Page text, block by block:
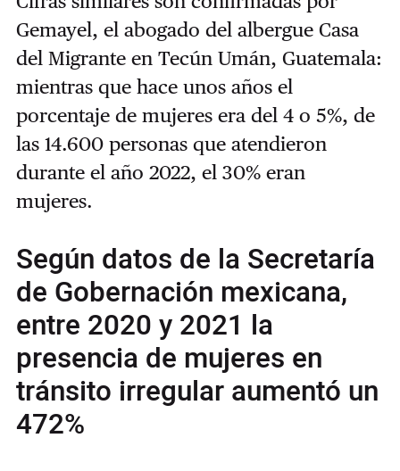
Gemayel, el abogado del albergue Casa
del Migrante en Tecún Umán, Guatemala:
mientras que hace unos años el
porcentaje de mujeres era del 4 o 5%, de
las 14.600 personas que atendieron
durante el año 2022, el 30% eran
mujeres.
Según datos de la Secretaría
de Gobernación mexicana,
entre 2020 y 2021 la
presencia de mujeres en
tránsito irregular aumentó un
472%